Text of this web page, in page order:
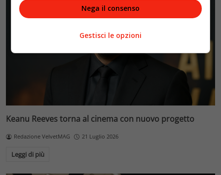
Keanu Reeves torna al cinema con nuovo progetto
Redazione VelvetMAG 21 Luglio 2026
Leggi di più
Nega il consenso
Gestisci le opzioni